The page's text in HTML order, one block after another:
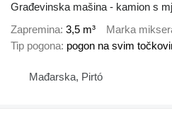
Građevinska mašina - kamion s
Zapremina 3,5 m³ Marka
Tip pogona pogon na svim
Mađarska, Pirtó